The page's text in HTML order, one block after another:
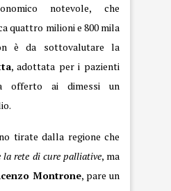
notevole, che
quattro milioni e 800 mila
è da sottovalutare la
, adottata per i pazienti
offerto ai dimessi un
tirate dalla regione che
la rete di cure palliative, ma
Montrone, pare un